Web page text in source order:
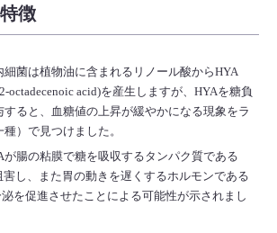
徴
細菌は植物油に含まれるリノール酸からHYA
octadecenoic acid)を産生しますが、HYAを糖負
すると、血糖値の上昇が緩やかになる現象をラ
）で見つけました。
が腸の粘膜で糖を吸収するタンパク質である
害し、また胃の動きを遅くするホルモンである
を促進させたことによる可能性が示されまし